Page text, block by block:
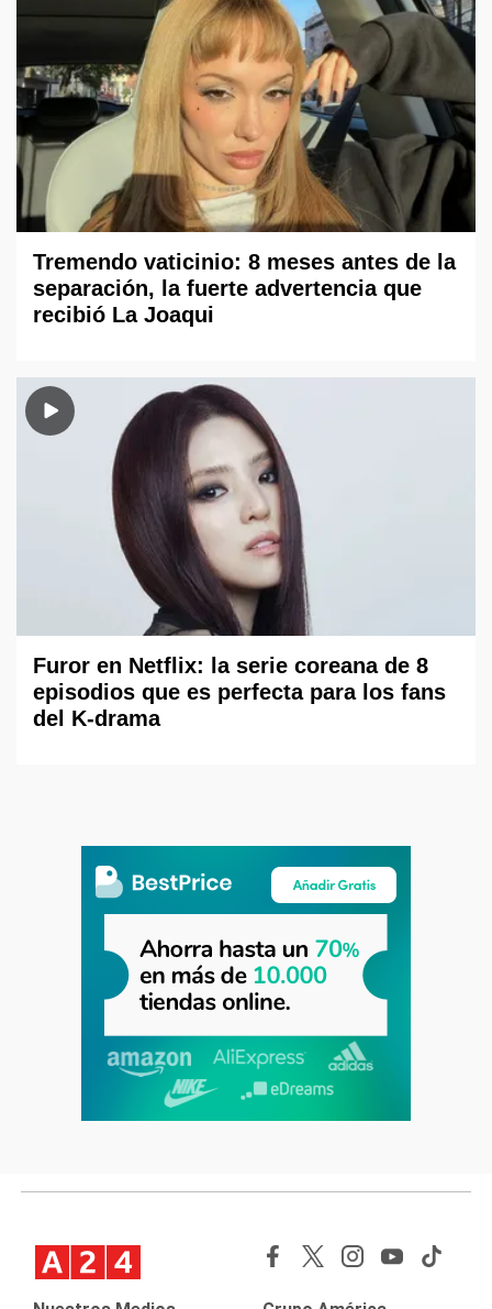
Tremendo vaticinio: 8 meses antes de la
separación, la fuerte advertencia que
recibió La Joaqui
Furor en Netflix: la serie coreana de 8
episodios que es perfecta para los fans
del K-drama